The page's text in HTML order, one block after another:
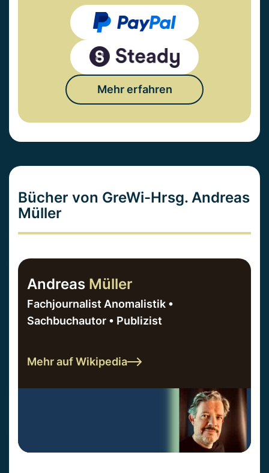
Mehr erfahren
Bücher von GreWi-Hrsg. Andreas
Müller
Andreas Müller
Fachjournalist Anomalistik •
Sachbuchautor • Publizist
Mehr auf Wikipedia